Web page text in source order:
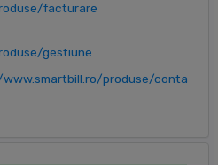
facturare
gestiune
produse/conta